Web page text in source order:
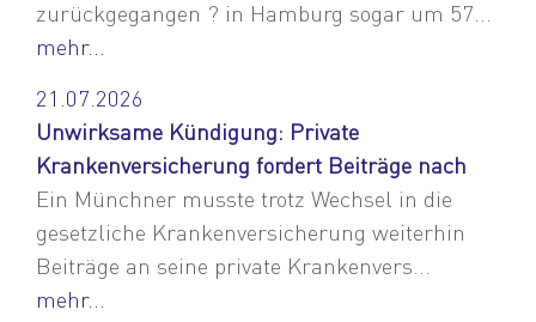
zurückgegangen ? in Hamburg sogar um 57...
mehr...
21.07.2026
Unwirksame Kündigung: Private
Krankenversicherung fordert Beiträge nach
Ein Münchner musste trotz Wechsel in die
gesetzliche Krankenversicherung weiterhin
Beiträge an seine private Krankenvers...
mehr...